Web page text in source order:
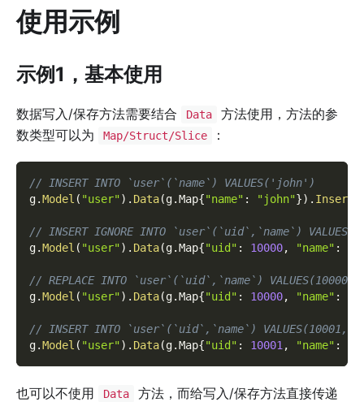
使用示例
示例1，基本使用
数据写入/保存方法需要结合 Data
方法使用，方法的参
数类型可以为
Map/Struct/Slice ：
// INSERT INTO `user`(`name`) VALUES('john')
g.Model ( "user") . Data(g.Map{"name" : "john"}) . Insert
// INSERT IGNORE INTO `user`(`uid`,`name`)
g.Model ( "user") . Data(g.Map{"uid" : 10000, "name" :
// REPLACE INTO `user`(`uid`,`name`)
g.Model ( "user") . Data(g.Map{"uid" : 10000, "name" :
// INSERT INTO `user`(`uid`,`name`)
g.Model ( "user") . Data(g.Map{"uid" : 10001 , "name" :
也可以不使用 Data
方法，而给写入/保存方法直接传递